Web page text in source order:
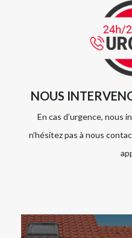
NOUS
En cas d’urgence, nous
n’hésitez pas à nous